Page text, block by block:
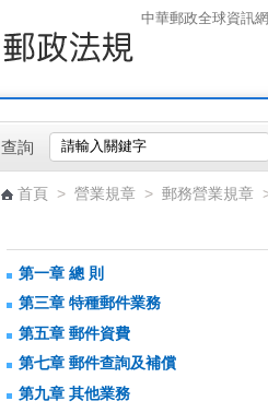
中華郵政全球資訊網
查詢
首頁 > 營業規章 > 郵務營業規章
第一章 總 則
第三章 特種郵件業務
第五章 郵件資費
第七章 郵件查詢及補償
第九章 其他業務